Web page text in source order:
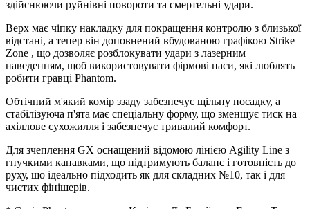
здійснюючи руйнівні повороти та смертельні удари.
Верх має чіпку накладку для покращення контролю з близької
відстані, а тепер він доповнений вбудованою графікою Strike
Zone , що дозволяє розблокувати удари з лазерним
наведенням, щоб використовувати фірмові паси, які люблять
робити гравці Phantom.
Обтічний м'який комір ззаду забезпечує щільну посадку, а
стабілізуюча п'ята має спеціальну форму, що зменшує тиск на
ахіллове сухожилля і забезпечує тривалий комфорт.
Для зчеплення GX оснащений відомою лінією Agility Line з
гнучкими канавками, що підтримують баланс і готовність до
руху, що ідеально підходить як для складних №10, так і для
чистих фінішерів.